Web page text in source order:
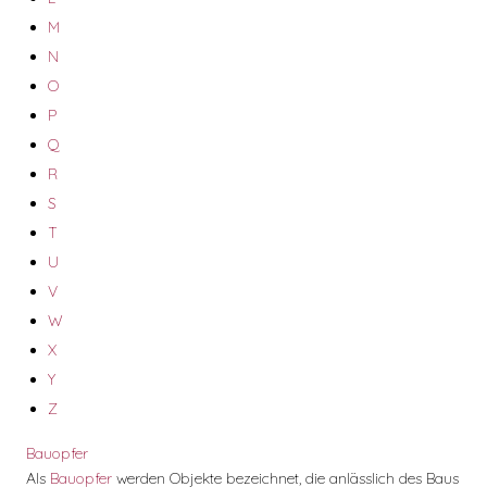
M
N
O
P
Q
R
S
T
U
V
W
X
Y
Z
Bauopfer
Als Bauopfer werden Objekte bezeichnet, die anlässlich des Baus